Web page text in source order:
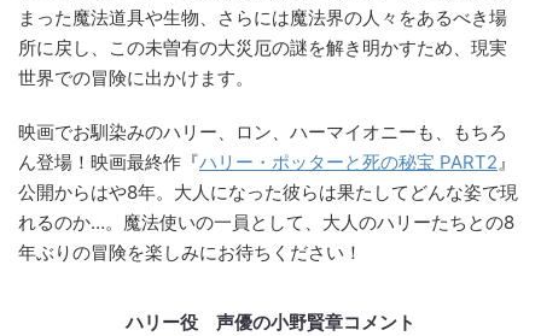
まった魔法道具や生物、さらには魔法界の人々をあるべき場
所に戻し、この未曽有の大災厄の謎を解き明かすため、現実
世界での冒険に出かけます。
映画でお馴染みのハリー、ロン、ハーマイオニーも、もちろ
ん登場！映画最終作『ハリー・ポッターと死の秘宝 PART2 』
公開からはや8年。大人になった彼らは果たしてどんな姿で現
れるのか…。魔法使いの一員として、大人のハリーたちとの8
年ぶりの冒険を楽しみにお待ちください！
ハリー役 声優の小野賢章コメント